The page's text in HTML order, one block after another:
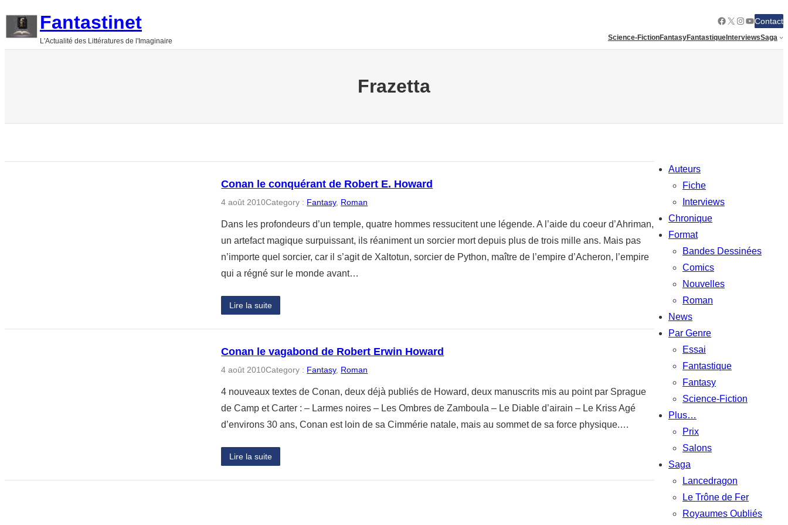
Fantastinet
L'Actualité des Littératures de l'Imaginaire
Facebook
X Instagram
YouTube
Contact
Science-FictionFantasyFantastiqueInterviewsSaga
Frazetta
Conan le conquérant de Robert E. Howard
4 août 2010Category : Fantasy, Roman
Dans les profondeurs d’un temple, quatre hommes ressucitent une légende. A l’aide du coeur d’Ahriman,
un artefact magique surpuissant, ils réaniment un sorcier mort depuis plus de trois mille ans. Mais pas
n’importe quel sorcier, car il s’agit de Xaltotun, sorcier de Python, maître de l’empire d’Acheron, l’empire
qui a régné sur le monde avant…
Lire la suite
Conan le vagabond de Robert Erwin Howard
4 août 2010Category : Fantasy, Roman
4 nouveaux textes de Conan, deux déjà publiés de Howard, deux manuscrits mis au point par Sprague
de Camp et Carter : – Larmes noires – Les Ombres de Zamboula – Le Diable d’airain – Le Kriss Agé
d’environs 30 ans, Conan est loin de sa Cimmérie natale, mais au sommet de sa force physique.…
Lire la suite
Auteurs
Fiche
Interviews
Chronique
Format
Bandes Dessinées
Comics
Nouvelles
Roman
News
Par Genre
Essai
Fantastique
Fantasy
Science-Fiction
Plus…
Prix
Salons
Saga
Lancedragon
Le Trône de Fer
Royaumes Oubliés